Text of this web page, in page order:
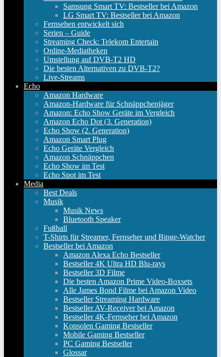
Samsung Smart TV: Bestseller bei Amazon
LG Smart TV: Bestseller bei Amazon
Fernsehen entwickelt sich
Serien – Guide
Streaming Check: Telekom Entertain
Online-Mediatheken
Umstellung auf DVB-T2 HD
Die besten Alternativen zu DVB-T2?
Live-Streams
Echo
Amazon Hardware
Amazon-Hardware für Schnäppchenjäger
Amazon: Echo Show Geräte im Vergleich
Amazon Echo Dot (3. Generation)
Echo Show (2. Generation)
Amazon Smart Plug
Echo Geräte Vergleich
Amazon Schnäppchen
Echo Show im Test
Echo Spot im Test
Media
Best Deals
Musik
Musik News
Bluetooth Speaker
Fußball
T-Shirts für Streamer, Fernseher und Binge-Watcher
Bestseller bei Amazon
Amazon Alexa Echo Bestseller
Bestseller 4K Ultra HD Blu-rays
Bestseller 3D Filme
Die besten Amazon Prime Video-Boxsets
Alle James Bond Filme bei Amazon Video
Bestseller Streaming Hardware
Bestseller AV-Receiver bei Amazon
Bestseller 4K-Fernseher bei Amazon
Konsolen Gaming Bestseller
Mobile Gaming Bestseller
PC Gaming Bestseller
Glossar